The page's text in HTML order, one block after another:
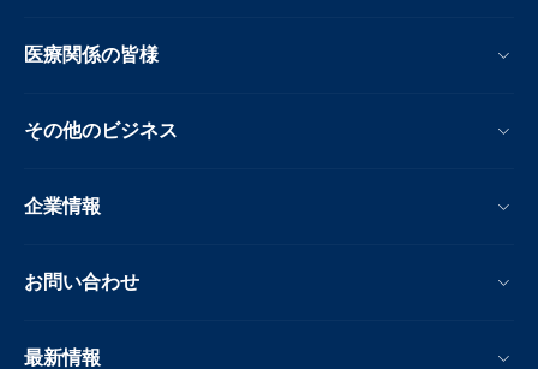
医療関係の皆様
その他のビジネス
企業情報
お問い合わせ
最新情報